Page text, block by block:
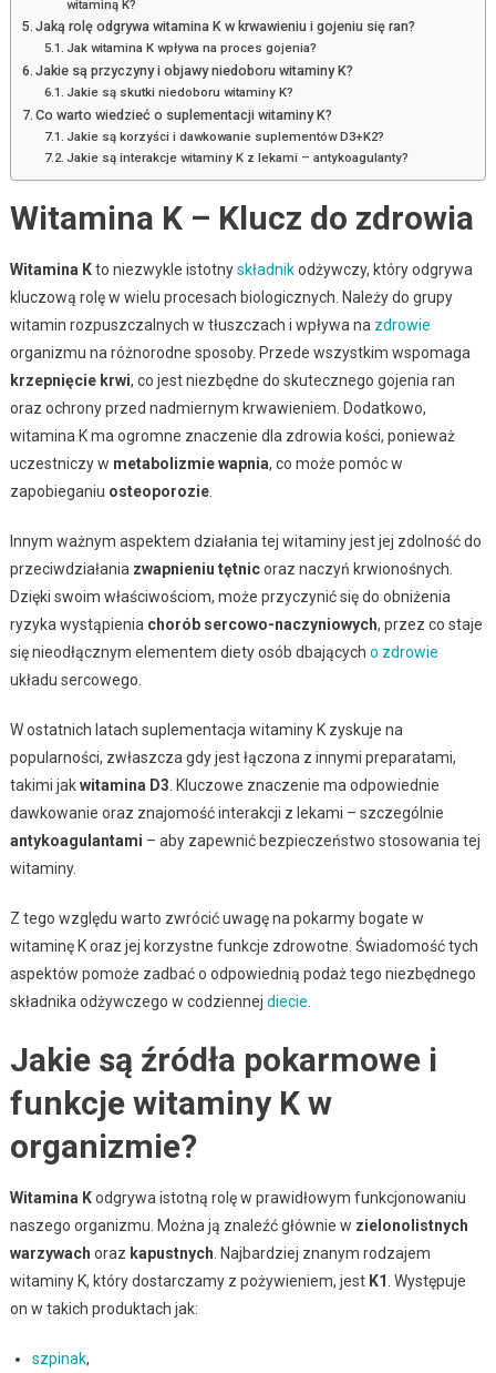
witaminą K?
Jaką rolę odgrywa witamina K w krwawieniu i gojeniu się ran?
Jak witamina K wpływa na proces gojenia?
Jakie są przyczyny i objawy niedoboru witaminy K?
Jakie są skutki niedoboru witaminy K?
Co warto wiedzieć o suplementacji witaminy K?
Jakie są korzyści i dawkowanie suplementów D3+K2?
Jakie są interakcje witaminy K z lekami – antykoagulanty?
Witamina K – Klucz do zdrowia
Witamina Kto niezwykle istotnyskładnikodżywczy, który odgrywa
kluczową rolę w wielu procesach biologicznych. Należy do grupy
witamin rozpuszczalnych w tłuszczach i wpływa na zdrowie
organizmu na różnorodne sposoby. Przede wszystkim wspomaga
krzepnięcie krwi, co jest niezbędne do skutecznego gojenia ran
oraz ochrony przed nadmiernym krwawieniem. Dodatkowo,
witamina K ma ogromne znaczenie dla zdrowia kości, ponieważ
uczestniczy w metabolizmie wapnia, co może pomóc w
zapobieganiu osteoporozie.
Innym ważnym aspektem działania tej witaminy jest jej zdolność do
przeciwdziałania zwapnieniu tętnicoraz naczyń krwionośnych.
Dzięki swoim właściwościom, może przyczynić się do obniżenia
ryzyka wystąpienia chorób sercowo-naczyniowych, przez co staje
się nieodłącznym elementem diety osób dbających o zdrowie
układu sercowego.
W ostatnich latach suplementacja witaminy K zyskuje na
popularności, zwłaszcza gdy jest łączona z innymi preparatami,
takimi jakwitamina D3 . Kluczowe znaczenie ma odpowiednie
dawkowanie oraz znajomość interakcji z lekami – szczególnie
antykoagulantami – aby zapewnić bezpieczeństwo stosowania tej
witaminy.
Z tego względu warto zwrócić uwagę na pokarmy bogate w
witaminę K oraz jej korzystne funkcje zdrowotne. Świadomość tych
aspektów pomoże zadbać o odpowiednią podaż tego niezbędnego
składnika odżywczego w codziennej diecie
Jakie są źródła pokarmowe i
funkcje witaminy K w
organizmie?
Witamina Kodgrywa istotną rolę w prawidłowym funkcjonowaniu
naszego organizmu. Można ją znaleźć głównie w zielonolistnych
warzywach oraz kapustnych . Najbardziej znanym rodzajem
witaminy K, który dostarczamy z pożywieniem, jest K1 . Występuje
on w takich produktach jak:
szpinak,